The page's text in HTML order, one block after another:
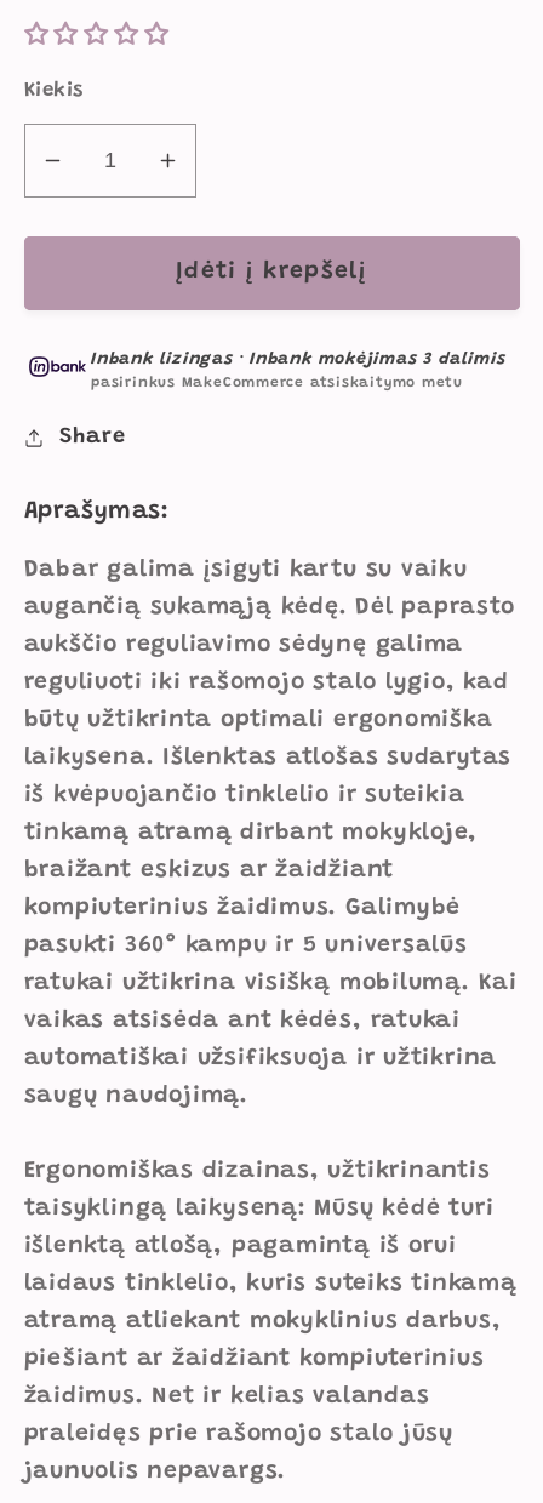
Kiekis
Sumažinti
Reguliuojamo
Aukščio
Rašomojo
Kėdė
Spalvos
Padidinti
Reguliuojamo
Aukščio
Vaikiška
Rašomojo
Kėdė
Įdėti į krepšelį
Inbank lizingas ·Inbank mokėjimas 3 dalimis
pasirinkus MakeCommerce atsiskaitymo metu
Share
Aprašymas:
Dabar galima įsigyti kartu su vaiku
augančią sukamąją kėdę. Dėl paprasto
aukščio reguliavimo sėdynę galima
reguliuoti iki rašomojo stalo lygio, kad
būtų užtikrinta optimali ergonomiška
laikysena. Išlenktas atlošas sudarytas
iš kvėpuojančio tinklelio ir suteikia
tinkamą atramą dirbant mokykloje,
braižant eskizus ar žaidžiant
kompiuterinius žaidimus. Galimybė
pasukti 360° kampu ir 5 universalūs
ratukai užtikrina visišką mobilumą. Kai
vaikas atsisėda ant kėdės, ratukai
automatiškai užsifiksuoja ir užtikrina
saugų naudojimą.
Ergonomiškas dizainas, užtikrinantis
taisyklingą laikyseną: Mūsų kėdė turi
išlenktą atlošą, pagamintą iš orui
laidaus tinklelio, kuris suteiks tinkamą
atramą atliekant mokyklinius darbus,
piešiant ar žaidžiant kompiuterinius
žaidimus. Net ir kelias valandas
praleidęs prie rašomojo stalo jūsų
jaunuolis nepavargs.